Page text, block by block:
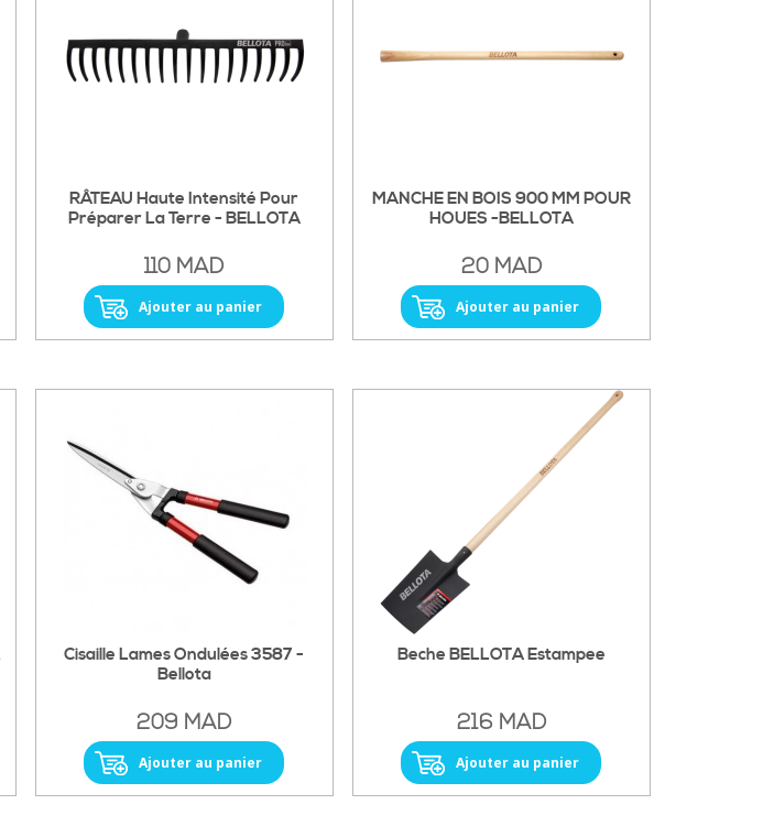
RÂTEAU Haute Intensité Pour
Préparer La Terre - BELLOTA
110 MAD
Ajouter au panier
MANCHE EN BOIS 900 MM POUR
HOUES -BELLOTA
20 MAD
Ajouter au panier
Cisaille Lames Ondulées 3587 -
Bellota
209 MAD
Ajouter au panier
Beche BELLOTA Estampee
216 MAD
Ajouter au panier